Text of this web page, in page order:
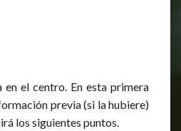
el centro. En esta primera
previa (si la hubiere)
los siguientes puntos.